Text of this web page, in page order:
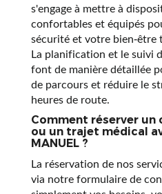
s'engage à mettre à
confortables et équipés
sécurité et votre bien-être
La planification et le suivi
font de manière détaillée
de parcours et réduire le
heures de route.
Comment réserver
ou un trajet médical
MANUEL ?
La réservation de nos
via notre formulaire de